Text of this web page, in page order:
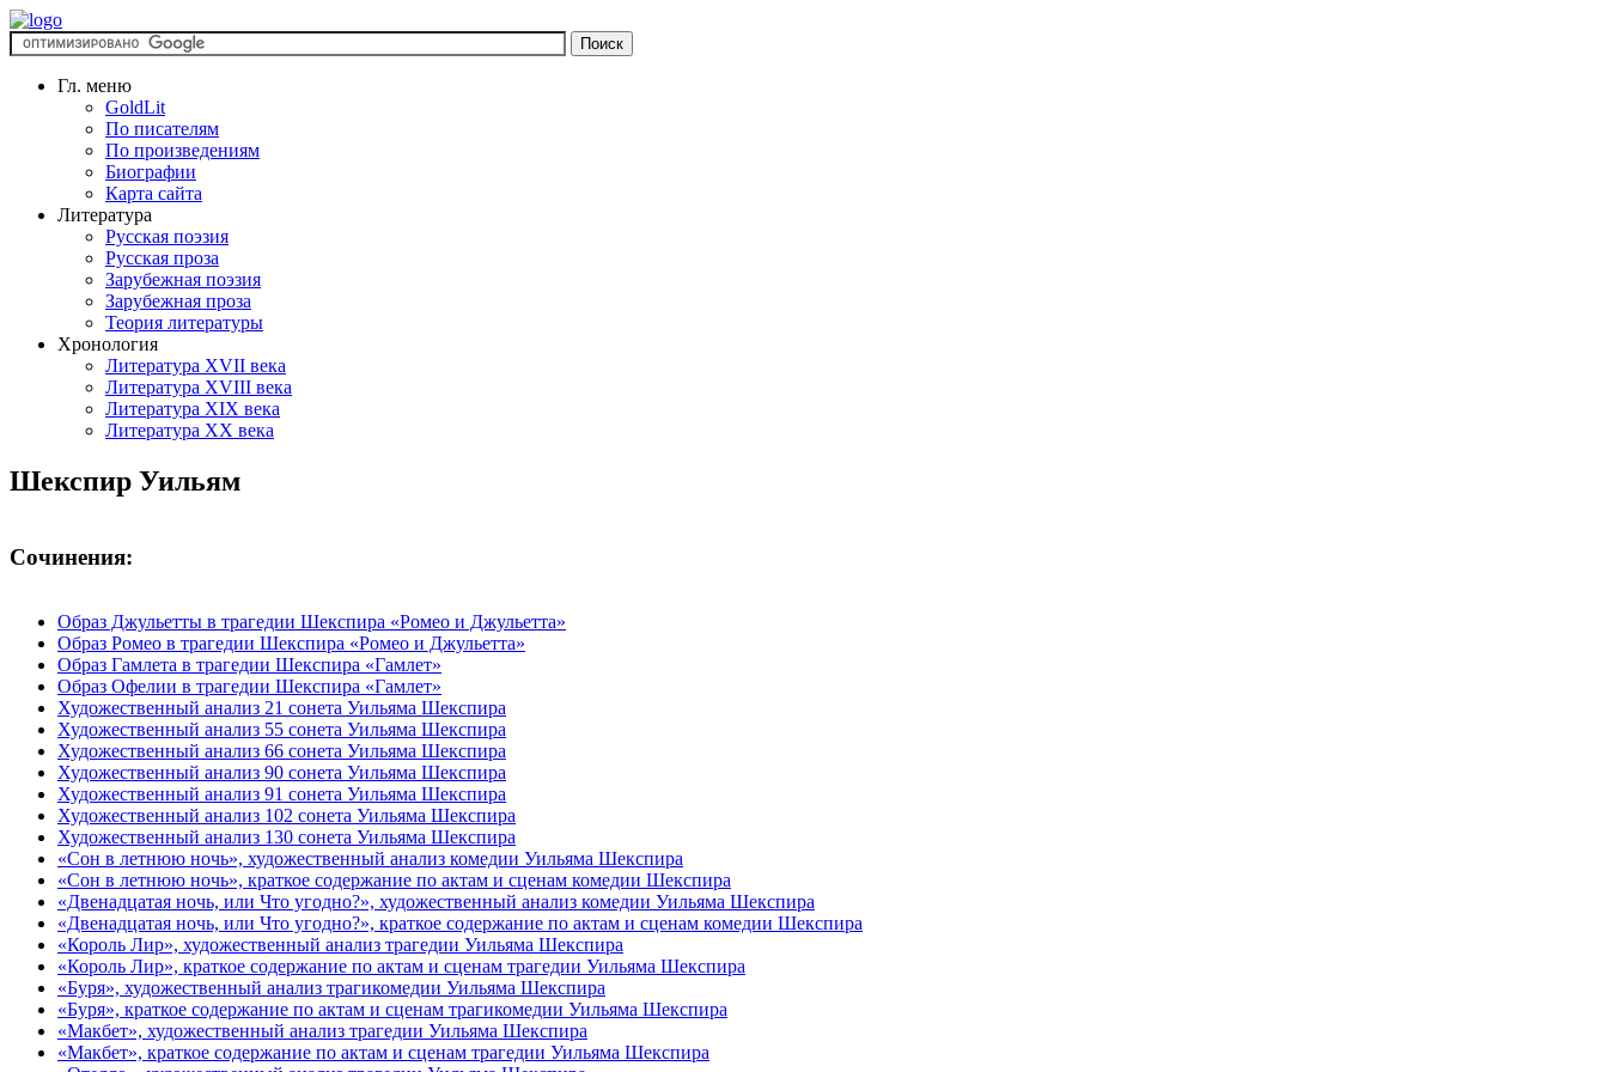
Гл. меню
GoldLit
По писателям
По произведениям
Биографии
Карта сайта
Литература
Русская поэзия
Русская проза
Зарубежная поэзия
Зарубежная проза
Теория литературы
Хронология
Литература XVII века
Литература XVIII века
Литература XIX века
Литература XX века
Шекспир Уильям
Сочинения:
Образ Джульетты в трагедии Шекспира «Ромео и Джульетта»
Образ Ромео в трагедии Шекспира «Ромео и Джульетта»
Образ Гамлета в трагедии Шекспира «Гамлет»
Образ Офелии в трагедии Шекспира «Гамлет»
Художественный анализ 21 сонета Уильяма Шекспира
Художественный анализ 55 сонета Уильяма Шекспира
Художественный анализ 66 сонета Уильяма Шекспира
Художественный анализ 90 сонета Уильяма Шекспира
Художественный анализ 91 сонета Уильяма Шекспира
Художественный анализ 102 сонета Уильяма Шекспира
Художественный анализ 130 сонета Уильяма Шекспира
«Сон в летнюю ночь», художественный анализ комедии Уильяма Шекспира
«Сон в летнюю ночь», краткое содержание по актам и сценам комедии Шекспира
«Двенадцатая ночь, или Что угодно?», художественный анализ комедии Уильяма Шекспира
«Двенадцатая ночь, или Что угодно?», краткое содержание по актам и сценам комедии Шекспира
«Король Лир», художественный анализ трагедии Уильяма Шекспира
«Король Лир», краткое содержание по актам и сценам трагедии Уильяма Шекспира
«Буря», художественный анализ трагикомедии Уильяма Шекспира
«Буря», краткое содержание по актам и сценам трагикомедии Уильяма Шекспира
«Макбет», художественный анализ трагедии Уильяма Шекспира
«Макбет», краткое содержание по актам и сценам трагедии Уильяма Шекспира